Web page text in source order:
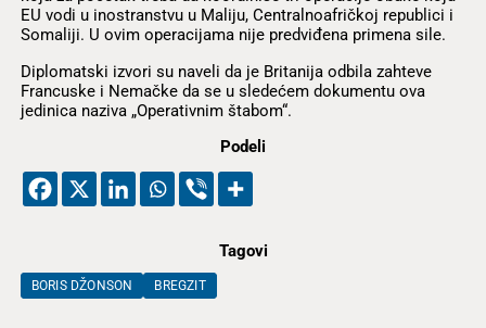
EU vodi u inostranstvu u Maliju, Centralnoafričkoj republici i
Somaliji. U ovim operacijama nije predviđena primena sile.
Diplomatski izvori su naveli da je Britanija odbila zahteve
Francuske i Nemačke da se u sledećem dokumentu ova
jedinica naziva „Operativnim štabom“.
Podeli
Tagovi
BORIS DŽONSON BREGZIT